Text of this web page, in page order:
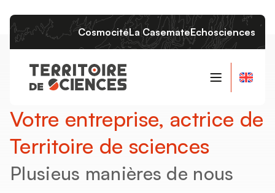
CosmocitéLa CasemateEchosciences
Le projet
L’équipe
Votre entreprise, actrice de
Territoire de sciences
Plusieus manières de nous